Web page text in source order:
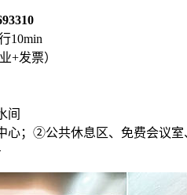
10min
+发票）
间
；②公共休息区、免费会议